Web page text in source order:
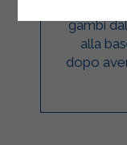
gambi
alla
dopo